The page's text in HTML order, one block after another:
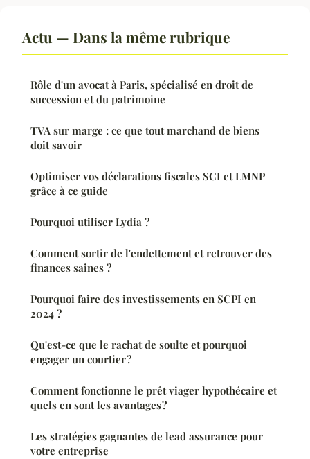
Actu — Dans la même rubrique
Rôle d'un avocat à Paris, spécialisé en droit de
succession et du patrimoine
TVA sur marge : ce que tout marchand de biens
doit savoir
Optimiser vos déclarations fiscales SCI et LMNP
grâce à ce guide
Pourquoi utiliser Lydia ?
Comment sortir de l'endettement et retrouver des
finances saines ?
Pourquoi faire des investissements en SCPI en
2024 ?
Qu'est-ce que le rachat de soulte et pourquoi
engager un courtier ?
Comment fonctionne le prêt viager hypothécaire et
quels en sont les avantages ?
Les stratégies gagnantes de lead assurance pour
votre entreprise